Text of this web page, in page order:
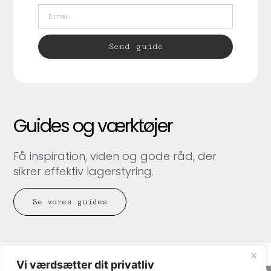
Vi værdsætter dit privatliv
Guides og værktøjer
Få inspiration, viden og gode råd, der
sikrer effektiv lagerstyring.
Se vores guides
Send guide